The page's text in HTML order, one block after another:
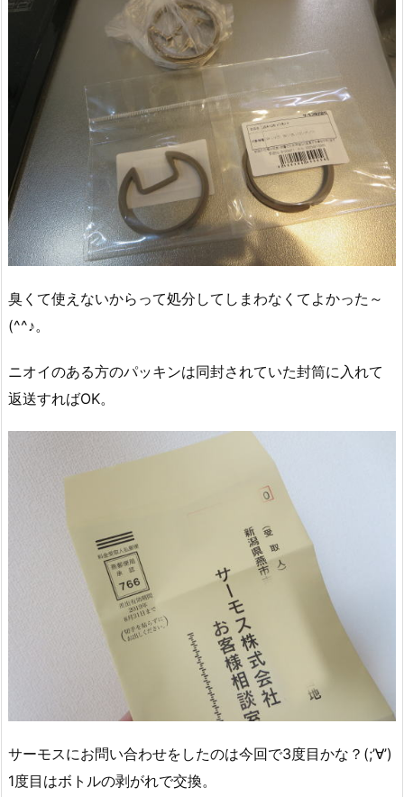
臭くて使えないからって処分してしまわなくてよかった～
(^^♪。
ニオイのある方のパッキンは同封されていた封筒に入れて
返送すればOK。
サーモスにお問い合わせをしたのは今回で3度目かな？(;’∀’)
1度目はボトルの剥がれで交換。